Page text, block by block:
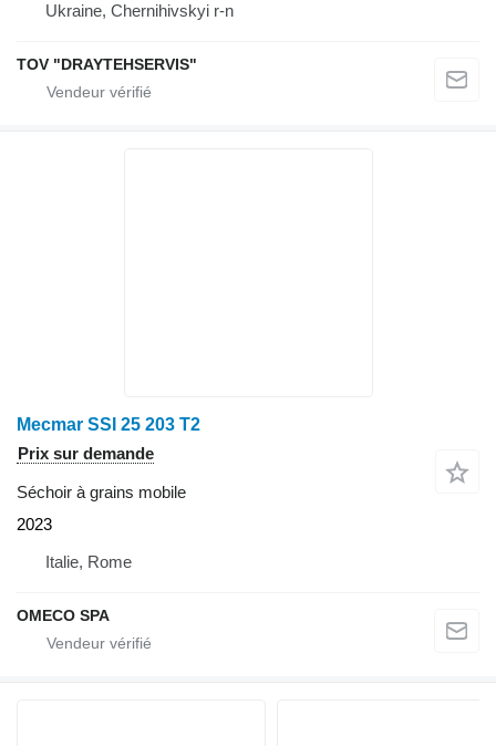
Ukraine, Chernihivskyi r-n
TOV "DRAYTEHSERVIS"
Mecmar SSI 25 203 T2
Prix sur demande
Séchoir à grains mobile
2023
Italie, Rome
OMECO SPA